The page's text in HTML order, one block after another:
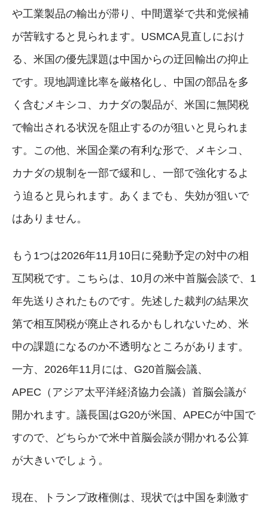
や工業製品の輸出が滞り、中間選挙で共和党候補
が苦戦すると見られます。USMCA見直しにおけ
る、米国の優先課題は中国からの迂回輸出の抑止
です。現地調達比率を厳格化し、中国の部品を多
く含むメキシコ、カナダの製品が、米国に無関税
で輸出される状況を阻止するのが狙いと見られま
す。この他、米国企業の有利な形で、メキシコ、
カナダの規制を一部で緩和し、一部で強化するよ
う迫ると見られます。あくまでも、失効が狙いで
はありません。
もう1つは2026年11月10日に発動予定の対中の相
互関税です。こちらは、10月の米中首脳会談で、1
年先送りされたものです。先述した裁判の結果次
第で相互関税が廃止されるかもしれないため、米
中の課題になるのか不透明なところがあります。
一方、2026年11月には、G20首脳会議、
APEC（アジア太平洋経済協力会議）首脳会議が
開かれます。議長国はG20が米国、APECが中国で
すので、どちらかで米中首脳会談が開かれる公算
が大きいでしょう。
現在、トランプ政権側は、現状では中国を刺激す